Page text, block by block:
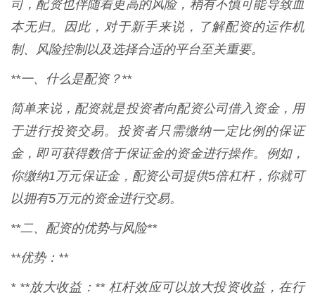
司，配资也伴随着更高的风险，稍有不慎可能导致血
本无归。因此，对于新手来说，了解配资的运作机
制、风险控制以及选择合适的平台至关重要。
**一、什么是配资？**
简单来说，配资就是投资者向配资公司借入资金，用
于进行投资交易。投资者只需缴纳一定比例的保证
金，即可获得数倍于保证金的资金进行操作。例如，
你缴纳1万元保证金，配资公司提供5倍杠杆，你就可
以拥有5万元的资金进行交易。
**二、配资的优势与风险**
**优势：**
* **放大收益：** 杠杆效应可以放大投资收益，在行